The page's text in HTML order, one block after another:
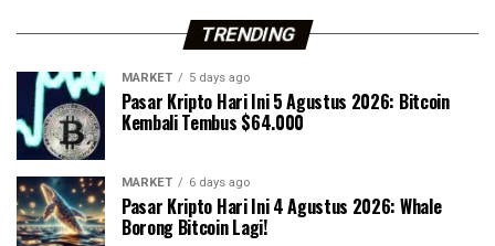
TRENDING
MARKET 5 days ago
Pasar Kripto Hari Ini 5 Agustus 2026: Bitcoin
Kembali Tembus $64.000
MARKET 6 days ago
Pasar Kripto Hari Ini 4 Agustus 2026: Whale
Borong Bitcoin Lagi!